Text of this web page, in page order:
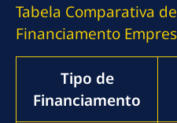
Tabela Comparativa
Financiamento
Tipo de
Financiamento